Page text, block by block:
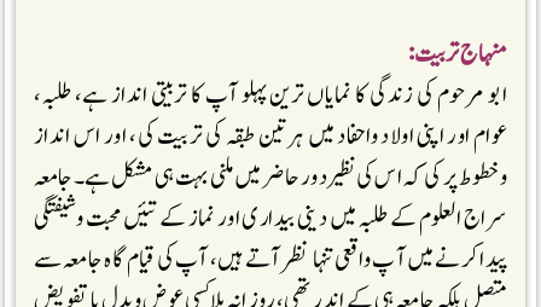
منہاج تربیت:
ابو مرحوم کی زندگی کا نمایاں ترین پہلو آپ کا تربیتی انداز ہے، طلبہ،
عوام اور اپنی اولاد واحفاد میں ہرتین طبقہ کی تربیت کی، اور اس انداز
وخطوط پر کی کہ اس کی نظیر دور حاضر میں ملنی بہت ہی مشکل ہے۔جامعہ
سراج العلوم کے طلبہ میں دینی بیداری اور نماز کے تئیں محبت وشیفتگی
پیدا کرنے میں آپ واقعی تنہا نظر آتے ہیں، آپ کی قیام گاہ جامعہ سے